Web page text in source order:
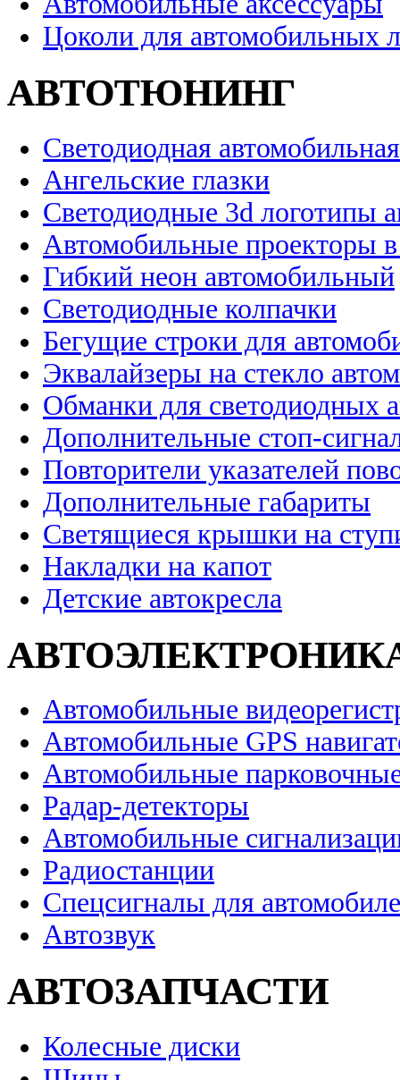
Цоколи для автомобильных
АВТОТЮНИНГ
Светодиодная
Ангельские глазки
Светодиодные 3d логотипы
Автомобильные проекторы
Гибкий неон автомобильный
Светодиодные колпачки
Бегущие строки для
Эквалайзеры на стекло
Обманки для светодиодных
Дополнительные стоп-
Повторители указателей
Дополнительные габариты
Светящиеся крышки на
Накладки на капот
Детские автокресла
Автомобильные
Автомобильные GPS
Автомобильные
Радар-детекторы
Автомобильные
Радиостанции
Спецсигналы для
Автозвук
АВТОЗАПЧАСТИ
Колесные диски